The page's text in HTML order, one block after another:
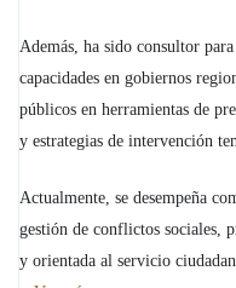
Además, ha sido consultor
capacidades en gobiernos
públicos en herramientas de
y estrategias de intervención
Actualmente, se desempeña
gestión de conflictos sociales,
y orientada al servicio